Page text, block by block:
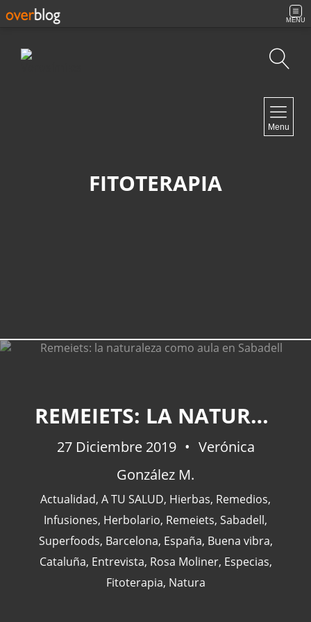
MENU
Menu
FITOTERAPIA
REMEIETS: LA NATURALEZA COMO AULA EN SABADELL
27 Diciembre 2019
Verónica
González M.
Actualidad, A TU SALUD, Hierbas, Remedios,
Infusiones, Herbolario, Remeiets, Sabadell,
Superfoods, Barcelona, España, Buena vibra,
Cataluña, Entrevista, Rosa Moliner, Especias,
Fitoterapia, Natura
CATEGORÍAS
Actualidad(227)
España(77)
Barcelona(47)
Europa(47)
Venezuela(43)